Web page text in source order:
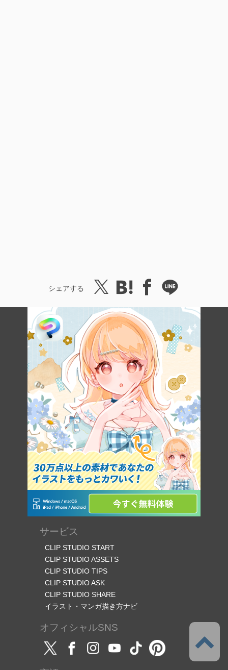
シェアする
サービス
CLIP STUDIO START
CLIP STUDIO ASSETS
CLIP STUDIO TIPS
CLIP STUDIO ASK
CLIP STUDIO SHARE
イラスト・マンガ描き方ナビ
オフィシャルSNS